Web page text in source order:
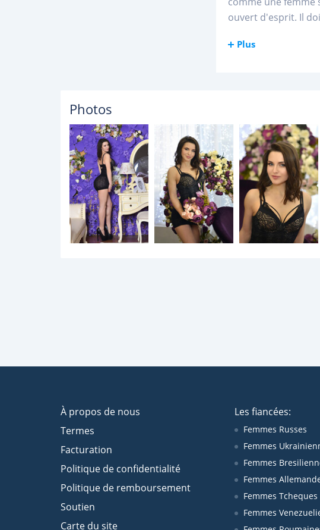
ouvert d'esprit. Il
Plus
Photos
À propos de nous
Termes
Facturation
Politique de confidentialité
Politique de remboursement
Soutien
Carte du site
Les fiancées:
Femmes Russes
Femmes
Femmes
Femmes
Femmes Tcheques
Femmes